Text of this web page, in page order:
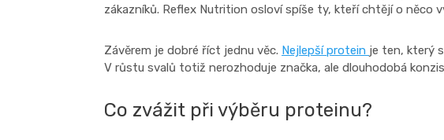
zákazníků. Reflex Nutrition osloví spíše ty, kteří chtějí o něco
Závěrem je dobré říct jednu věc. Nejlepší protein je ten, který
V růstu svalů totiž nerozhoduje značka, ale dlouhodobá
Co zvážit při výběru proteinu?